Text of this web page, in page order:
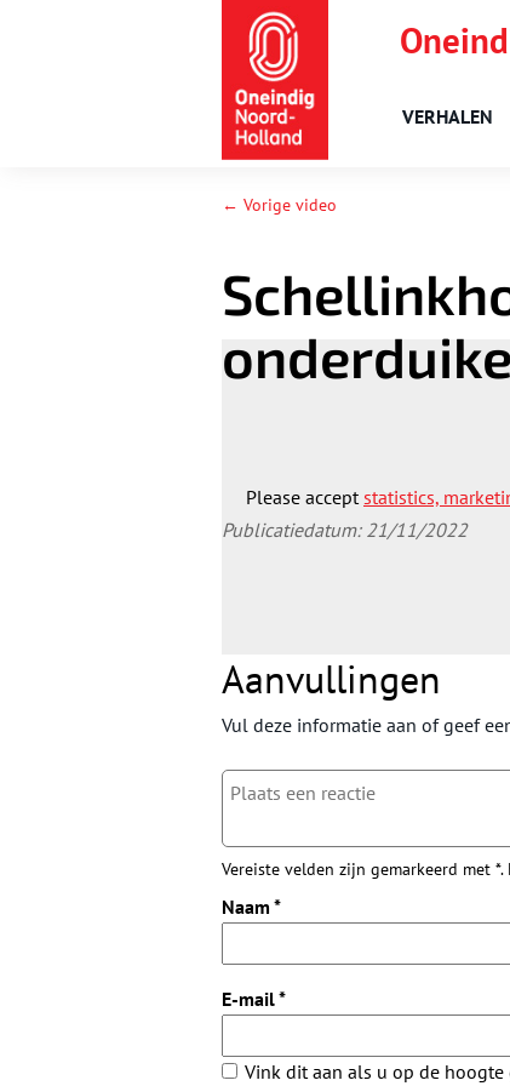
VERHALEN
← Vorige video
Please acceptstatistics,
Publicatiedatum: 21/11/2022
Aanvullingen
Vul deze informatie aan of geef
Vereiste velden zijn gemarkeerd met
Naam *
E-mail*
Vink dit aan als u op de